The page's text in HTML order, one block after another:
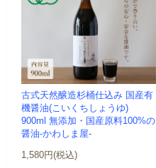
古式天然醸造杉桶仕込み 国産有
機醤油(こいくちしょうゆ)
900ml 無添加・国産原料100%の
醤油-かわしま屋-
1,580円(税込)